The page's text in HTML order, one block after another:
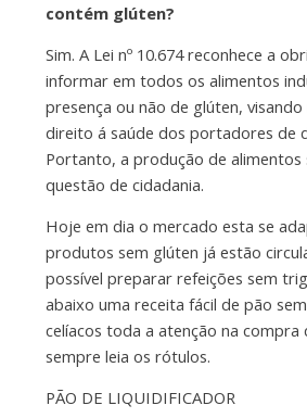
contém glúten?
Sim. A Lei nº 10.674 reconhece a
informar em todos os alimentos
presença ou não de glúten,
direito á saúde dos portadores de
Portanto, a produção de alimentos
questão de cidadania.
Hoje em dia o mercado esta se
produtos sem glúten já estão
possível preparar refeições sem
abaixo uma receita fácil de pão
celíacos toda a atenção na
sempre leia os rótulos.
PÃO DE LIQUIDIFICADOR